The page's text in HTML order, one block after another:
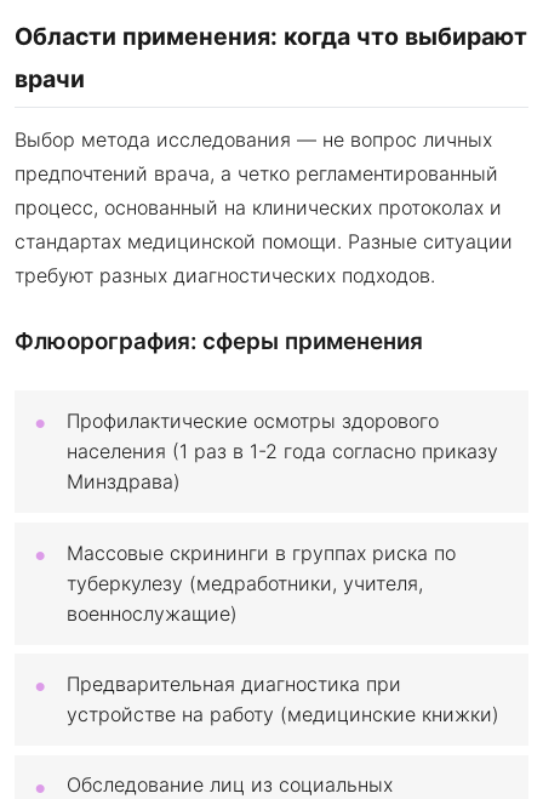
Области применения: когда что выбирают
врачи
Выбор метода исследования — не вопрос личных
предпочтений врача, а четко регламентированный
процесс, основанный на клинических протоколах и
стандартах медицинской помощи. Разные ситуации
требуют разных диагностических подходов.
Флюорография: сферы применения
Профилактические осмотры здорового
населения (1 раз в 1-2 года согласно приказу
Минздрава)
Массовые скрининги в группах риска по
туберкулезу (медработники, учителя,
военнослужащие)
Предварительная диагностика при
устройстве на работу (медицинские книжки)
Обследование лиц из социальных